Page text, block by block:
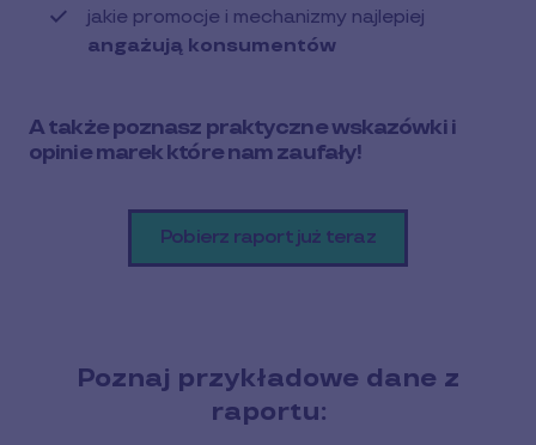
jakie promocje i mechanizmy najlepiej
angażują konsumentów
A także poznasz praktyczne wskazówki i
opinie marek które nam zaufały!
Pobierz raport już teraz
Poznaj przykładowe dane z
raportu: